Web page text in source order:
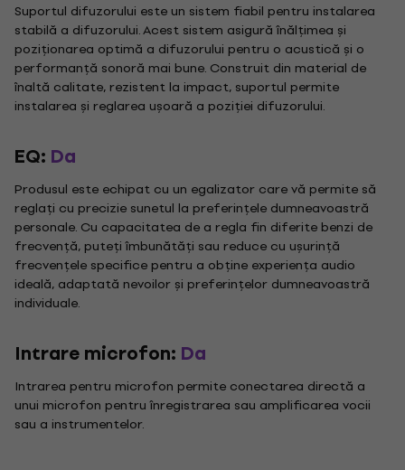
Suportul difuzorului este un sistem fiabil pentru instalarea
stabilă a difuzorului. Acest sistem asigură înălțimea și
poziționarea optimă a difuzorului pentru o acustică și o
performanță sonoră mai bune. Construit din material de
înaltă calitate, rezistent la impact, suportul permite
instalarea și reglarea ușoară a poziției difuzorului.
EQ: Da
Produsul este echipat cu un egalizator care vă permite să
reglați cu precizie sunetul la preferințele dumneavoastră
personale. Cu capacitatea de a regla fin diferite benzi de
frecvență, puteți îmbunătăți sau reduce cu ușurință
frecvențele specifice pentru a obține experiența audio
ideală, adaptată nevoilor și preferințelor dumneavoastră
individuale.
Intrare microfon: Da
Intrarea pentru microfon permite conectarea directă a
unui microfon pentru înregistrarea sau amplificarea vocii
sau a instrumentelor.